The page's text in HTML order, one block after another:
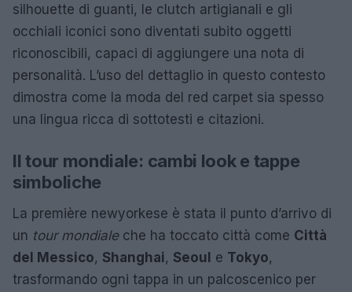
silhouette di guanti, le clutch artigianali e gli
occhiali iconici sono diventati subito oggetti
riconoscibili, capaci di aggiungere una nota di
personalità. L’uso del dettaglio in questo contesto
dimostra come la moda del red carpet sia spesso
una lingua ricca di sottotesti e citazioni.
Il tour mondiale: cambi look e tappe
simboliche
La première newyorkese è stata il punto d’arrivo di
un tour mondialeche ha toccato città come Città
del Messico, Shanghai, Seoul e Tokyo,
trasformando ogni tappa in un palcoscenico per